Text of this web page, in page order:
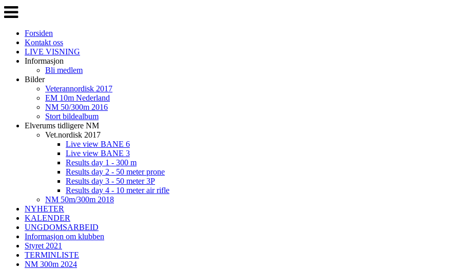
Veksle
navigasjon
Forsiden
Kontakt oss
LIVE VISNING
Informasjon
Bli medlem
Bilder
Veterannordisk 2017
EM 10m Nederland
NM 50/300m 2016
Stort bildealbum
Elverums tidligere NM
Vet.nordisk 2017
Live view BANE 6
Live view BANE 3
Results day 1 - 300 m
Results day 2 - 50 meter prone
Results day 3 - 50 meter 3P
Results day 4 - 10 meter air rifle
NM 50m/300m 2018
NYHETER
KALENDER
UNGDOMSARBEID
Informasjon om klubben
Styret 2021
TERMINLISTE
NM 300m 2024